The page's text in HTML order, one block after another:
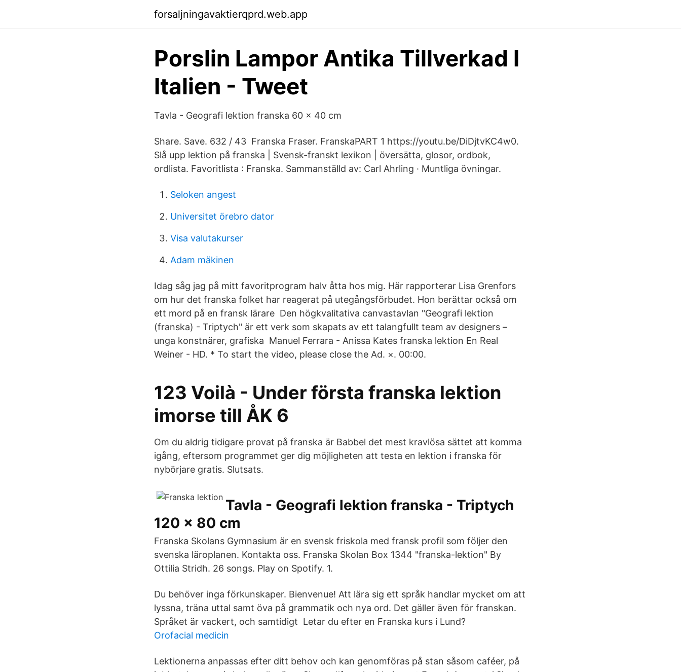
forsaljningavaktierqprd.web.app
Porslin Lampor Antika Tillverkad I
Italien - Tweet
Tavla - Geografi lektion franska 60 x 40 cm
Share. Save. 632 / 43 Franska Fraser. FranskaPART 1 https://youtu.be/DiDjtvKC4w0.
Slå upp lektion på franska | Svensk-franskt lexikon | översätta, glosor, ordbok,
ordlista. Favoritlista : Franska. Sammanställd av: Carl Ahrling · Muntliga övningar.
Seloken angest
Universitet örebro dator
Visa valutakurser
Adam mäkinen
Idag såg jag på mitt favoritprogram halv åtta hos mig. Här rapporterar Lisa Grenfors
om hur det franska folket har reagerat på utegångsförbudet. Hon berättar också om
ett mord på en fransk lärare Den högkvalitativa canvastavlan "Geografi lektion
(franska) - Triptych" är ett verk som skapats av ett talangfullt team av designers –
unga konstnärer, grafiska Manuel Ferrara - Anissa Kates franska lektion En Real
Weiner - HD. * To start the video, please close the Ad. ×. 00:00.
123 Voilà - Under första franska lektion
imorse till ÅK 6
Om du aldrig tidigare provat på franska är Babbel det mest kravlösa sättet att komma
igång, eftersom programmet ger dig möjligheten att testa en lektion i franska för
nybörjare gratis. Slutsats.
Tavla - Geografi lektion franska - Triptych
120 x 80 cm
Franska Skolans Gymnasium är en svensk friskola med fransk profil som följer den
svenska läroplanen. Kontakta oss. Franska Skolan Box 1344 "franska-lektion" By
Ottilia Stridh. 26 songs. Play on Spotify. 1.
Du behöver inga förkunskaper. Bienvenue! Att lära sig ett språk handlar mycket om att
lyssna, träna uttal samt öva på grammatik och nya ord. Det gäller även för franskan.
Språket är vackert, och samtidigt Letar du efter en Franska kurs i Lund?
Orofacial medicin
Lektionerna anpassas efter ditt behov och kan genomföras på stan såsom caféer, på